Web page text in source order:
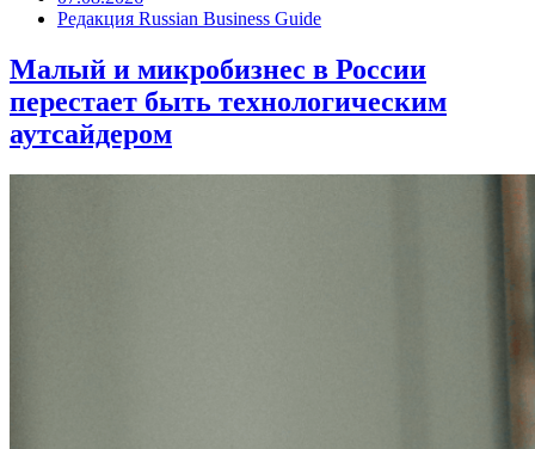
Редакция Russian Business Guide
Малый и микробизнес в России
перестает быть технологическим
аутсайдером